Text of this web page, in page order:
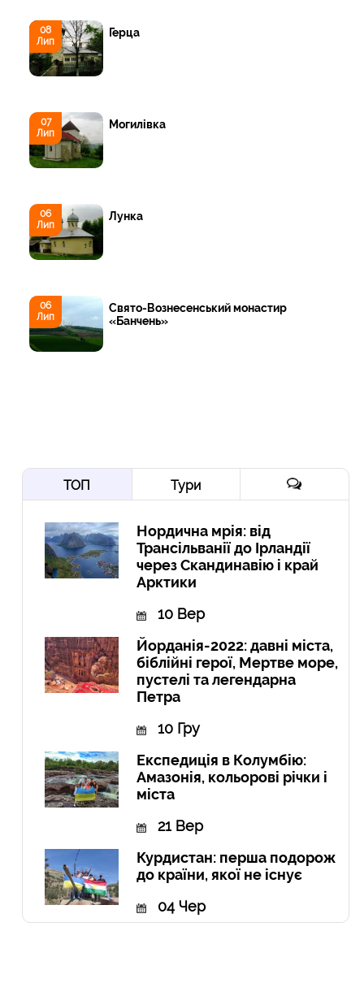
08
Лип
Герца
07
Лип
Могилівка
06
Лип
Лунка
06
Лип
Свято-Вознесенський монастир
«Банчень»
ТОП Тури
Нордична мрія: від
Трансільванії до Ірландії
через Скандинавію і край
Арктики
10 Вер
Йорданія-2022: давні міста,
біблійні герої, Мертве море,
пустелі та легендарна
Петра
10 Гру
Експедиція в Колумбію:
Амазонія, кольорові річки і
міста
21 Вер
Курдистан: перша подорож
до країни, якої не існує
04 Чер